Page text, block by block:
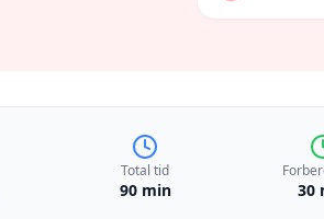
Total tid
90 min 30